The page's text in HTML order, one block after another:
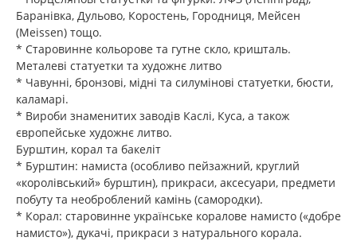
Баранівка, Дульово, Коростень, Городниця, Мейсен
(Meissen) тощо.
* Старовинне кольорове та гутне скло, кришталь.
Металеві статуетки та художнє литво
* Чавунні, бронзові, мідні та силумінові статуетки, бюсти,
каламарі.
* Вироби знаменитих заводів Каслі, Куса, а також
європейське художнє литво.
Бурштин, корал та бакеліт
* Бурштин: намиста (особливо пейзажний, круглий
«королівський» бурштин), прикраси, аксесуари, предмети
побуту та необроблений камінь (самородки).
* Корал: старовинне українське коралове намисто («добре
намисто»), дукачі, прикраси з натурального корала.